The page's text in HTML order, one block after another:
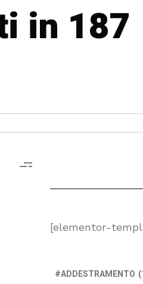
in 187
[elementor-
ADDESTRAMENTO